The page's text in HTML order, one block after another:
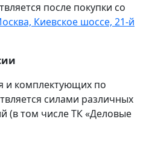
после покупки со
Киевское шоссе, 21-й
и комплектующих по
силами различных
(в том числе ТК «Деловые